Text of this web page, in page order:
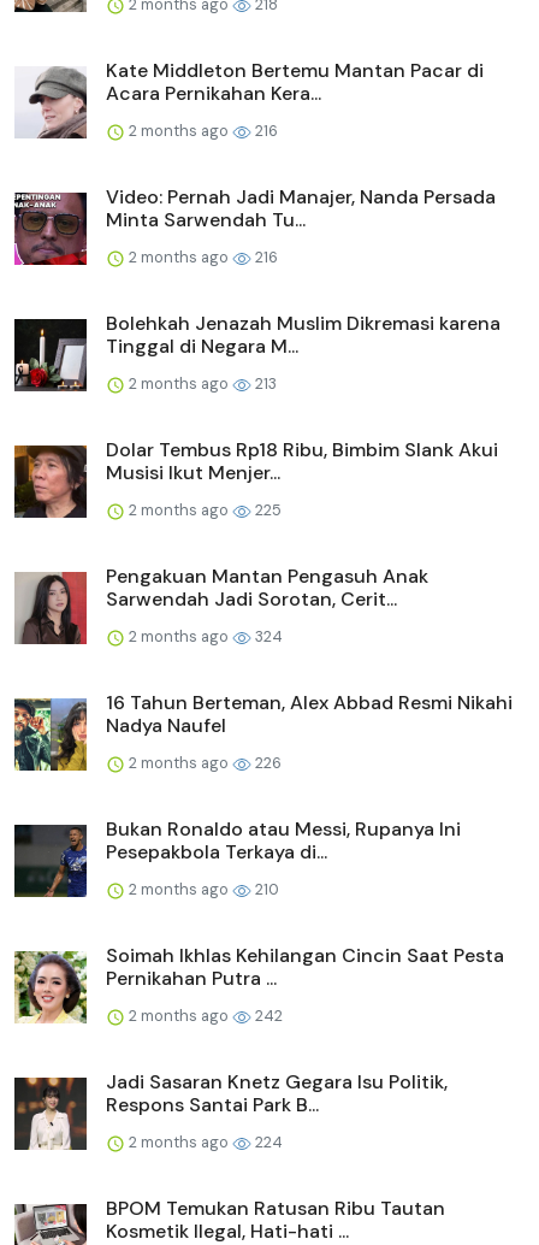
Kate Middleton Bertemu Mantan Pacar di
Acara Pernikahan Kera...
2 months ago 216
Video: Pernah Jadi Manajer, Nanda Persada
Minta Sarwendah Tu...
2 months ago 216
Bolehkah Jenazah Muslim Dikremasi karena
Tinggal di Negara M...
2 months ago 213
Dolar Tembus Rp18 Ribu, Bimbim Slank Akui
Musisi Ikut Menjer...
2 months ago 225
Pengakuan Mantan Pengasuh Anak
Sarwendah Jadi Sorotan, Cerit...
2 months ago 324
16 Tahun Berteman, Alex Abbad Resmi Nikahi
Nadya Naufel
2 months ago 226
Bukan Ronaldo atau Messi, Rupanya Ini
Pesepakbola Terkaya di...
2 months ago 210
Soimah Ikhlas Kehilangan Cincin Saat Pesta
Pernikahan Putra ...
2 months ago 242
Jadi Sasaran Knetz Gegara Isu Politik,
Respons Santai Park B...
2 months ago 224
BPOM Temukan Ratusan Ribu Tautan
Kosmetik Ilegal, Hati-hati ...